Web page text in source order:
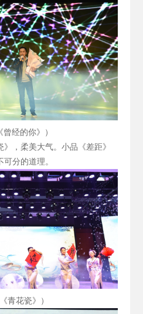
曾经的你》）
，柔美大气。小品《差距》
分的道理。
青花瓷》）